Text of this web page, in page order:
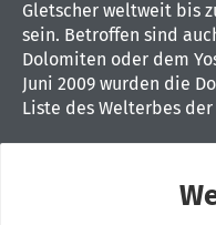
Gletscher weltweit bis
sein. Betroffen sind
Dolomiten oder dem
Juni 2009 wurden die
Liste des Welterbes